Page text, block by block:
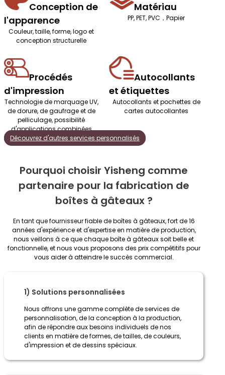
Conception de
l'apparence
Couleur, taille, forme, logo et
conception structurelle
Matériau
PP, PET, PVC，Papier
Procédés
d'impression
Technologie de marquage UV,
de dorure, de gaufrage et de
pelliculage, possibilité
d'applications combinées
Autocollants
et étiquettes
Autocollants et pochettes de
cartes autocollantes
Découvrez d'autres services personnalisés
Pourquoi choisir Yisheng comme
partenaire pour la fabrication de
boîtes à gâteaux ?
En tant que fournisseur fiable de boîtes à gâteaux, fort de 16
années d'expérience et d'expertise en matière de production,
nous veillons à ce que chaque boîte à gâteaux soit belle et
fonctionnelle, et nous vous proposons des prix compétitifs pour
vous aider à atteindre le succès commercial.
1) Solutions personnalisées
Nous offrons une gamme complète de services de
personnalisation, de la conception à la production,
afin de répondre aux besoins individuels de nos
clients en matière de formes, de tailles, de couleurs,
d'impression et de dessins spéciaux.